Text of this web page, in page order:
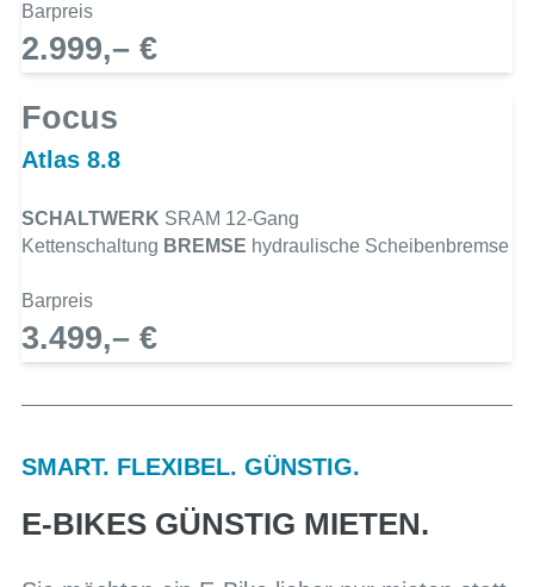
Barpreis
2.999,– €
Focus
Atlas 8.8
SCHALTWERK SRAM 12-Gang
Kettenschaltung BREMSE hydraulische Scheibenbremse
Barpreis
3.499,– €
SMART. FLEXIBEL. GÜNSTIG.
E-BIKES GÜNSTIG MIETEN.